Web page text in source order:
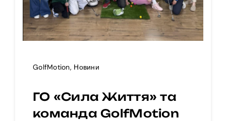
GolfMotion, Новини
ГО «Сила Життя» та
команда GolfMotion